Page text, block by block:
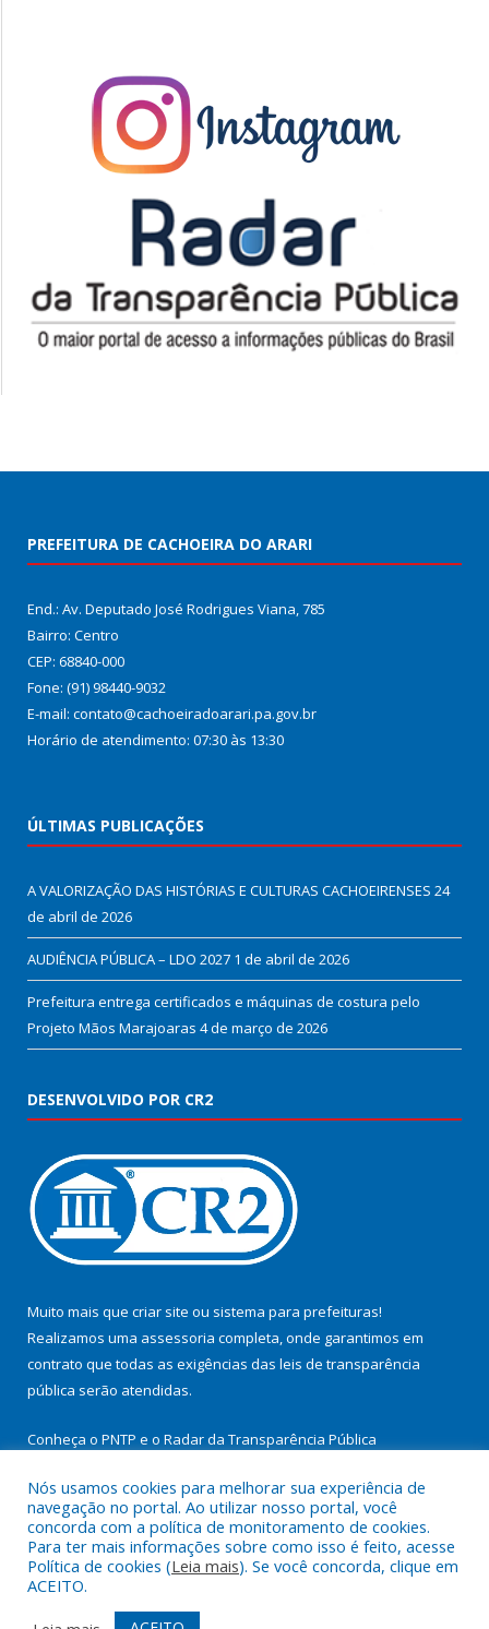
PREFEITURA DE CACHOEIRA DO ARARI
End.: Av. Deputado José Rodrigues Viana, 785
Bairro: Centro
CEP: 68840-000
Fone: (91) 98440-9032
E-mail: contato@cachoeiradoarari.pa.gov.br
Horário de atendimento: 07:30 às 13:30
ÚLTIMAS PUBLICAÇÕES
A VALORIZAÇÃO DAS HISTÓRIAS E CULTURAS CACHOEIRENSES 24
de abril de 2026
AUDIÊNCIA PÚBLICA – LDO 2027 1 de abril de 2026
Prefeitura entrega certificados e máquinas de costura pelo
Projeto Mãos Marajoaras 4 de março de 2026
DESENVOLVIDO POR CR2
Muito mais que criar site ou sistema para prefeituras!
Realizamos uma assessoria completa, onde garantimos em
contrato que todas as exigências das leis de transparência
pública serão atendidas.
Conheça o PNTP e o Radar da Transparência Pública
Todos os direitos reservados a Prefeitura Municipal de
Cachoeira do Arari.
Nós usamos cookies para melhorar sua experiência de
navegação no portal. Ao utilizar nosso portal, você
concorda com a política de monitoramento de cookies.
Para ter mais informações sobre como isso é feito, acesse
Política de cookies (Leia mais). Se você concorda, clique em
ACEITO.